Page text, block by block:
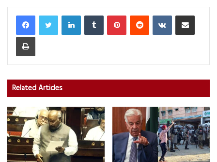
LinkedInTumblr PinterestReddit VKontakteShare via Email
Print
Related Articles